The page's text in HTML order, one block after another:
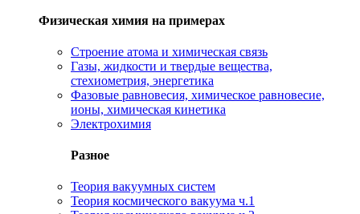
Физическая химия на примерах
Cтроение атома и химическая связь
Газы, жидкости и твердые вещества,
стехиометрия, энергетика
Фазовые равновесия, химическое равновесие,
ионы, химическая кинетика
Электрохимия
Разное
Теория вакуумных систем
Теория космического вакуума ч.1